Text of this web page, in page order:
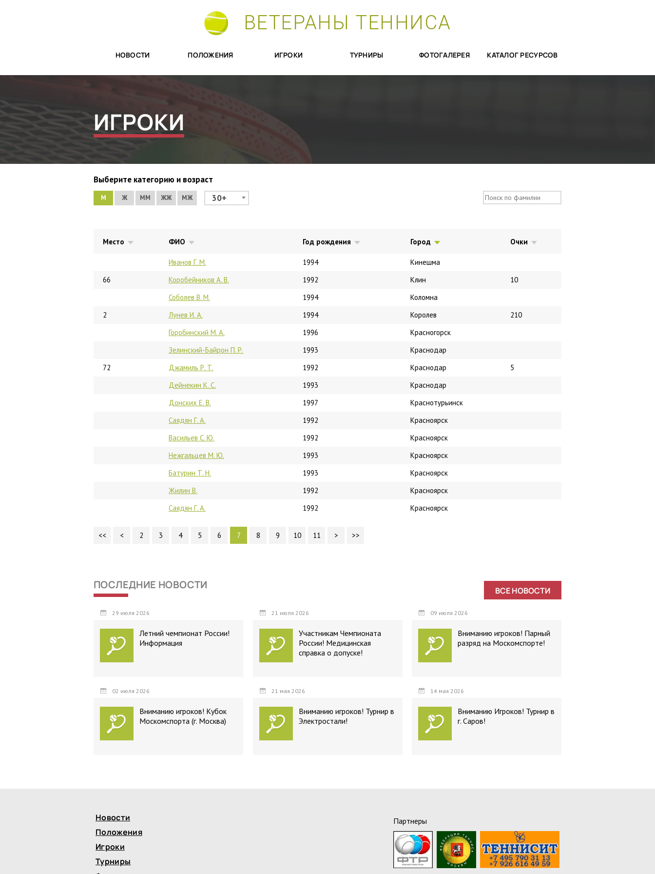
ВЕТЕРАНЫ ТЕННИСА
НОВОСТИ ПОЛОЖЕНИЯ ИГРОКИ ТУРНИРЫ ФОТОГАЛЕРЕЯ КАТАЛОГ РЕСУРСОВ
ИГРОКИ
Выберите категорию и возраст
М Ж ММ ЖЖ МЖ 30+
Место ФИО Год рождения Город Очки
Иванов Г. М. 1994
Кинешма
66
Коробейников А. В. 1992 Клин
10
Соболев В. М.
1994
Коломна
2
Лунев И. А. 1994 Королев
210
Горобинский М. А.
1996
Красногорск
Зелинский-Байрон П. Р.
1993
Краснодар
72
Джамиль Р. Т. 1992 Краснодар
5
Дейнекин К. С.
1993
Краснодар
Донских Е. В.
1997
Краснотурьинск
Саядян Г. А.
1992
Красноярск
Васильев С. Ю.
1992
Красноярск
Нежгальцев М. Ю.
1993
Красноярск
Батурин Т. Н.
1993
Красноярск
Жилин В.
1992
Красноярск
Саядян Г. А.
1992 Красноярск
<< < 2 3 4 5 6 7 8 9 10 11 > >>
ПОСЛЕДНИЕ НОВОСТИ ВСЕ НОВОСТИ
29 июля 2026
Летний чемпионат России!
Информация
21 июля 2026
Участникам Чемпионата
России! Медицинская
справка о допуске!
09 июля 2026
Вниманию игроков! Парный
разряд на Москомспорте!
02 июля 2026
Вниманию игроков! Кубок
Москомспорта (г. Москва)
21 мая 2026
Вниманию игроков! Турнир в
Электростали!
14 мая 2026
Вниманию Игроков! Турнир в
г. Саров!
Новости
Положения
Игроки
Турниры
Партнеры